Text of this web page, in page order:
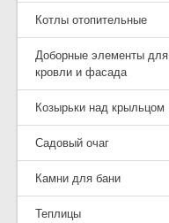
Котлы отопительные
Доборные элементы для
кровли и фасада
Козырьки над крыльцом
Садовый очаг
Камни для бани
Теплицы